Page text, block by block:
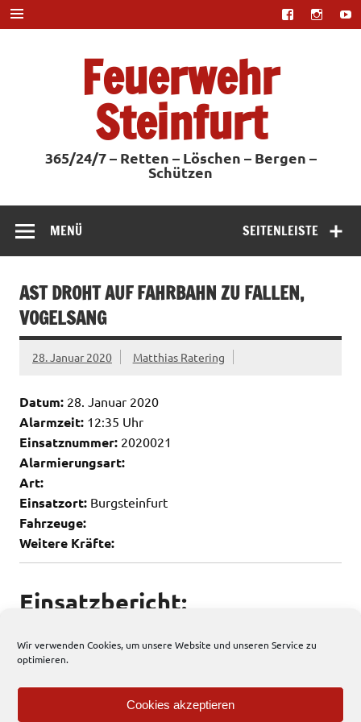
Wir verwenden Cookies, um unsere Website und unseren Service zu
optimieren.
Cookies akzeptieren
Zum
Inhalt
springen
Feuerwehr
Steinfurt
365/24/7 – Retten – Löschen – Bergen –
Schützen
SEITENLEISTE
MENÜ
AST DROHT AUF FAHRBAHN ZU FALLEN,
VOGELSANG
28. Januar 2020 Matthias Ratering
Datum: 28. Januar 2020
Alarmzeit: 12:35 Uhr
Einsatznummer: 2020021
Alarmierungsart:
Art:
Einsatzort: Burgsteinfurt
Fahrzeuge:
Weitere Kräfte:
Einsatzbericht:
Allgemein